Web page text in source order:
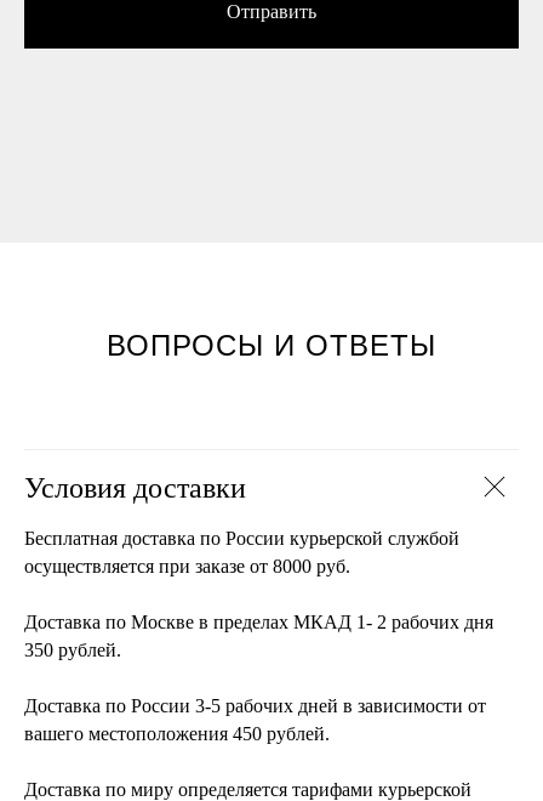
Отправить
ВОПРОСЫ И ОТВЕТЫ
Условия доставки
Бесплатная доставка по России курьерской службой
осуществляется при заказе от 8000 руб.
Доставка по Москве в пределах МКАД 1- 2 рабочих дня
350 рублей.
Доставка по России 3-5 рабочих дней в зависимости от
вашего местоположения 450 рублей.
Доставка по миру определяется тарифами курьерской